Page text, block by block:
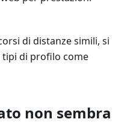
di distanze simili, si
tipi di profilo come
non sembra